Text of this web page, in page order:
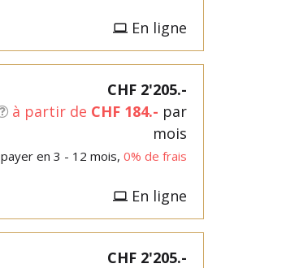
En ligne
CHF 2'205.-
à partir de CHF 184.- par
mois
payer en 3 - 12 mois, 0% de frais
En ligne
CHF 2'205.-